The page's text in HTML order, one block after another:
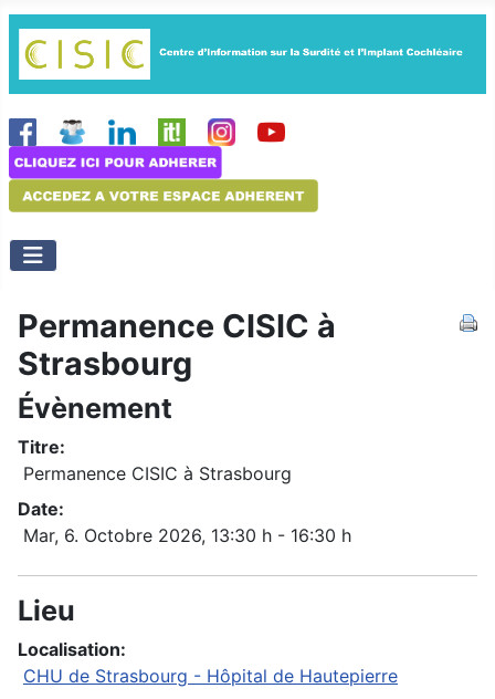
Permanence CISIC à
Strasbourg
Évènement
Titre:
Permanence CISIC à Strasbourg
Date:
Mar, 6. Octobre 2026, 13:30 h - 16:30 h
Lieu
Localisation:
CHU de Strasbourg - Hôpital de Hautepierre